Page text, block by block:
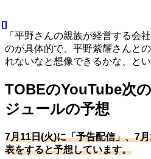
「平野さんの親族が経営する会
のが具体的で、平野紫耀さんと
れないなと想像できるかな、とい
TOBEのYouTube次
ジュールの予想
7月11日(火)に「予告配信」、7
表をすると予想しています。